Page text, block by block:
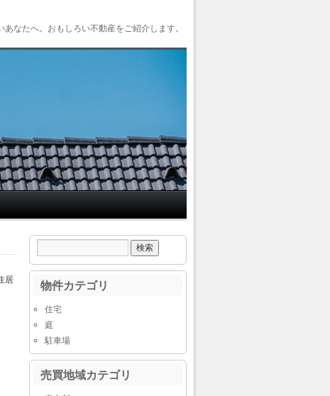
あなたへ。おもしろい不動産をご紹介します。
居
物件カテゴリ
住宅
庭
駐車場
売買地域カテゴリ